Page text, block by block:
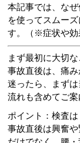
本記事では、な
を使ってスムー
す。（※症状や効
まず最初に大切
事故直後は、痛
迷ったら、まず
流れも含めてご案
ポイント：検査
事故直後は興奮